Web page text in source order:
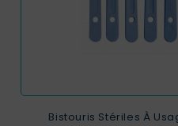
Bistouris Stériles À